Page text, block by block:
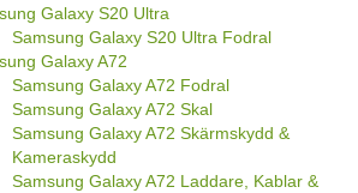
Galaxy S20 Ultra
Samsung Galaxy S20 Ultra Fodral
Galaxy A72
Samsung Galaxy A72 Fodral
Samsung Galaxy A72 Skal
Samsung Galaxy A72 Skärmskydd &
Kameraskydd
Samsung Galaxy A72 Laddare, Kablar &